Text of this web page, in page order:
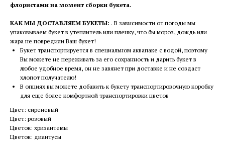
флористами на момент сборки букета.
КАК МЫ ДОСТАВЛЯЕМ БУКЕТЫ: . В зависимости от погоды мы
упаковываем букет в утеплитель или пленку, что бы мороз, дождь или
жара не повредили Ваш букет!
Букет транспортируется в специальном аквапаке с водой, поэтому
Вы можете не переживать за его сохранность и дарить букет в
любое удобное время, он не завянет при доставке и не создаст
хлопот получателю!
В опциях вы можете добавить к букету транспортировочную коробку
для еще более комфортной транспортировки цветов
Цвет: сиреневый
Цвет: розовый
Цветок: хризантемы
Цветок: диантусы